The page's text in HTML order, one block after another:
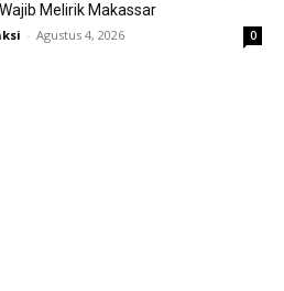
Melirik Makassar
- Agustus 4, 2026 0